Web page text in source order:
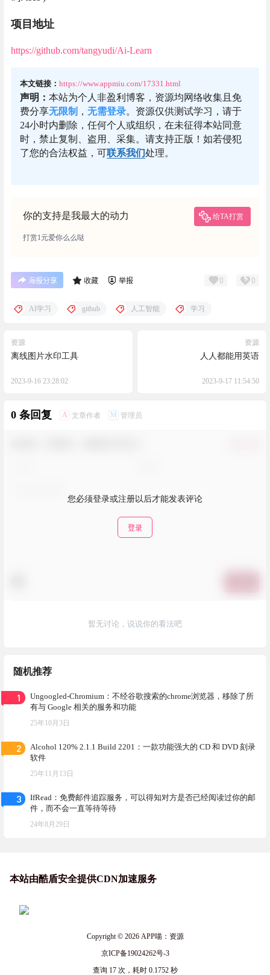
项目地址
https://github.com/tangyudi/Ai-Learn
本文链接： https://www.appmiu.com/17331.html
声明： 本站为个人非盈利博客，资源均网络收集且免
费分享无限制 ， 无需登录。资源仅供测试学习，请于
24小时内删除，任何个人或组织，在未征得本站同意
时，禁止复制、盗用、采集。请支持正版！如若侵犯
了您的合法权益，可联系我们处理。
你的支持是我最大的动力 给TA打赏
打赏1元爱你么么哒
海报分享 收藏 举报 0 0
AI学习 github 人工智能 学习
资源
离线图片水印工具
2023-9-16 23:28:02
资源
人人都能用英语
2023-9-17 11:54:50
0 条回复 A 文章作者 M 管理员
您必须登录或注册以后才能发表评论
登录
暂无讨论，说说你的看法吧
随机推荐
1
Ungoogled-Chromium：不经谷歌搜索的chrome浏览器，移除了所
有与 Google 相关的服务和功能
25年10月3日
2
Alcohol 120% 2.1.1 Build 2201：一款功能强大的 CD 和 DVD 刻录
软件
25年11月13日
3
IfRead：免费邮件追踪服务，可以得知对方是否已经阅读过你的邮
件，而不会一直等待等待
24年8月29日
本站由酷盾安全提供CDN加速服务
Copyright © 2026APP喵：资源
京ICP备19024262号-3
查询 17 次，耗时 0.1752 秒